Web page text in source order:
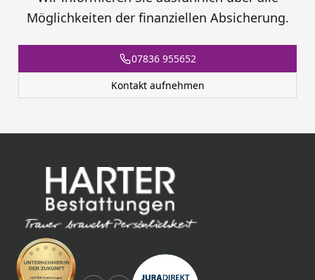
Möglichkeiten der finanziellen Absicherung.
07836 955652
Kontakt aufnehmen